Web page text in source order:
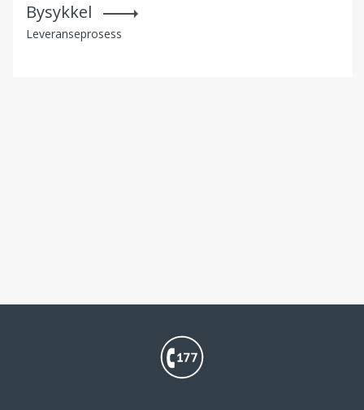
Bysykkel
Leveranseprosess